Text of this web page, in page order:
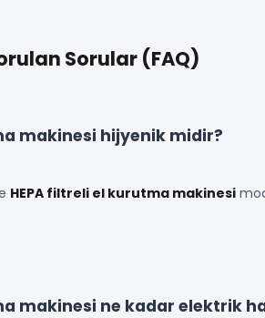
Sorular (FAQ)
makinesi hijyenik midir?
HEPA filtreli el kurutma makinesi
makinesi ne kadar elektrik